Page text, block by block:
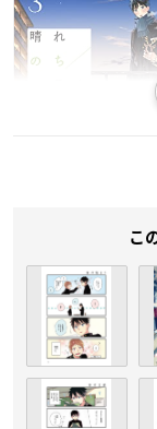
Amazonで購入
とらのあなで購
こ